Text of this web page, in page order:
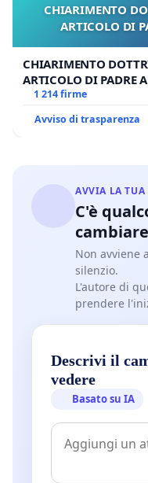
CHIARIMENTO
ARTICOLO DI
CHIARIMENTO
ARTICOLO DI PADRE
1 214 firme
Avviso di trasparenza
AVVIA LA
C'è
Non avviene
silenzio.
L'autore di
prendere
Descrivi il
vedere
Basato su IA